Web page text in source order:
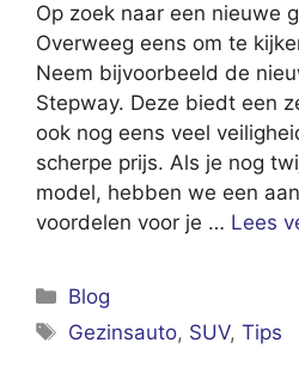
Op zoek naar een nieuwe
Overweeg eens om te
Neem bijvoorbeeld de
Stepway. Deze biedt een
ook nog eens veel
scherpe prijs. Als je nog
model, hebben we een
voordelen voor je … Lees
Categorieën
Blog
Tags
Gezinsauto, SUV,Tips